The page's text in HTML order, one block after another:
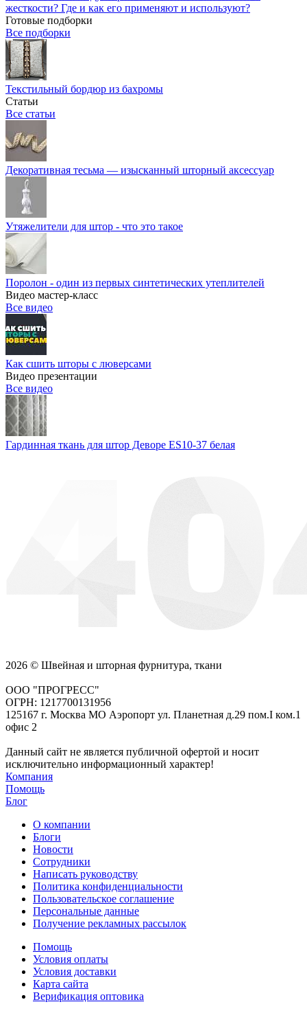
жесткости? Где и как его применяют и используют?
Готовые подборки
Все подборки
Текстильный бордюр из бахромы
Статьи
Все статьи
Декоративная тесьма — изысканный шторный аксессуар
Утяжелители для штор - что это такое
Поролон - один из первых синтетических утеплителей
Видео мастер-класс
Все видео
Как сшить шторы с люверсами
Видео презентации
Все видео
Гардинная ткань для штор Деворе ES10-37 белая
2026 © Швейная и шторная фурнитура, ткани
ООО "ПРОГРЕСС"
ОГРН: 1217700131956
125167 г. Москва МО Аэропорт ул. Планетная д.29 пом.I ком.1
офис 2
Данный сайт не является публичной офертой и носит
исключительно информационный характер!
Компания
Помощь
Блог
О компании
Блоги
Новости
Сотрудники
Написать руководству
Политика конфиденциальности
Пользовательское соглашение
Персональные данные
Получение рекламных рассылок
Помощь
Условия оплаты
Условия доставки
Карта сайта
Верификация оптовика